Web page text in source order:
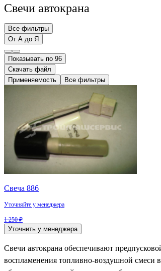
Свечи автокрана
Все фильтры
От А до Я
Показывать по 96
Скачать файл
Применяемость
Все фильтры
Свеча 886
Уточняйте у менеджера
1 250 ₽
Уточнить у менеджера
Свечи автокрана обеспечивают
воспламенения топливно-воздушной смеси